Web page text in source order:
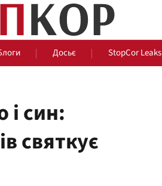
Досьє StopCor Leaks
і син:
святкує